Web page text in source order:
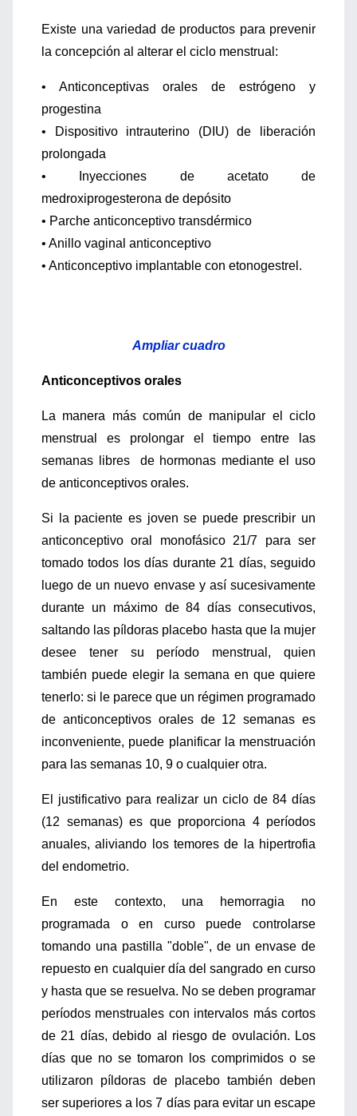
Existe una variedad de productos para prevenir
la concepción al alterar el ciclo menstrual:
• Anticonceptivas orales de estrógeno y
progestina
• Dispositivo intrauterino (DIU) de liberación
prolongada
• Inyecciones de acetato de
medroxiprogesterona de depósito
• Parche anticonceptivo transdérmico
• Anillo vaginal anticonceptivo
• Anticonceptivo implantable con etonogestrel.
Ampliar cuadro
Anticonceptivos orales
La manera más común de manipular el ciclo
menstrual es prolongar el tiempo entre las
semanas libres de hormonas mediante el uso
de anticonceptivos orales.
Si la paciente es joven se puede prescribir un
anticonceptivo oral monofásico 21/7 para ser
tomado todos los días durante 21 días, seguido
luego de un nuevo envase y así sucesivamente
durante un máximo de 84 días consecutivos,
saltando las píldoras placebo hasta que la mujer
desee tener su período menstrual, quien
también puede elegir la semana en que quiere
tenerlo: si le parece que un régimen programado
de anticonceptivos orales de 12 semanas es
inconveniente, puede planificar la menstruación
para las semanas 10, 9 o cualquier otra.
El justificativo para realizar un ciclo de 84 días
(12 semanas) es que proporciona 4 períodos
anuales, aliviando los temores de la hipertrofia
del endometrio.
En este contexto, una hemorragia no
programada o en curso puede controlarse
tomando una pastilla "doble", de un envase de
repuesto en cualquier día del sangrado en curso
y hasta que se resuelva. No se deben programar
períodos menstruales con intervalos más cortos
de 21 días, debido al riesgo de ovulación. Los
días que no se tomaron los comprimidos o se
utilizaron píldoras de placebo también deben
ser superiores a los 7 días para evitar un escape